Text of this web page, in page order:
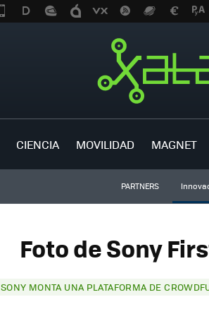
CIENCIA MOVILIDAD MAGNET
PARTNERS
Foto de Sony
SONY MONTA UNA PLATAFORMA DE